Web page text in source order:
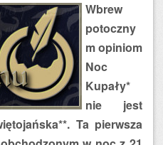
Wbrew
potoczny
m opiniom
Noc
Kupały*
nie jest
Ta pierwsza